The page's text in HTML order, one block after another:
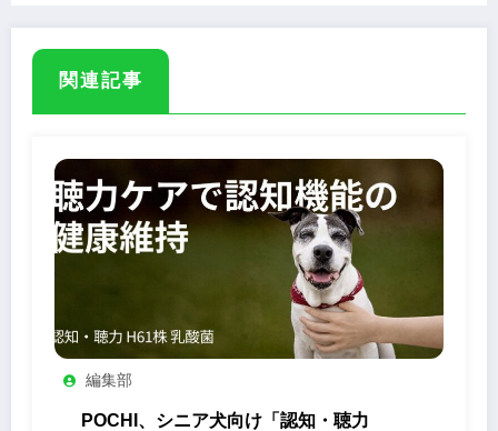
関連記事
編集部
POCHI、シニア犬向け「認知・聴力